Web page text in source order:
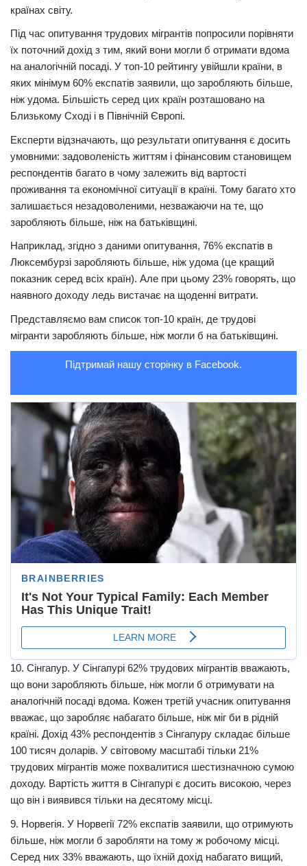
Цікаво
Наука
Технології
Історії
Рецепти
Привітання
Здоров’я
Події
Кримінал
Суспільство
Шоу-біз
#Війна
країнах світу.
Під час опитування трудових мігрантів попросили порівняти
їх поточний дохід з тим, який вони могли б отримати вдома
на аналогічній посаді. У топ-10 рейтингу увійшли країни, в
яких мінімум 60% експатів заявили, що заробляють більше,
ніж удома. Більшість серед цих країн розташовано на
Близькому Сході і в Північній Європі.
Експерти відзначають, що результати опитування є досить
умовними: задоволеність життям і фінансовим становищем
респондентів багато в чому залежить від вартості
проживання та економічної ситуації в країні. Тому багато хто
залишається незадоволеними, незважаючи на те, що
заробляють більше, ніж на батьківщині.
Наприклад, згідно з даними опитування, 76% експатів в
Люксембурзі заробляють більше, ніж удома (це кращий
показник серед всіх країн). Але при цьому 23% говорять, що
наявного доходу ледь вистачає на щоденні витрати.
Представляємо вам список топ-10 країн, де трудові
мігранти заробляють більше, ніж могли б на батьківщині.
Підтримай нашу сторінку в Facebook.
10. Сінгапур. У Сінгапурі 62% трудових мігрантів вважають,
що вони заробляють більше, ніж могли б отримувати на
аналогічній посаді вдома. Кожен третій учасник опитування
вважає, що заробляє набагато більше, ніж міг би в рідній
країні. Дохід 43% респондентів з Сінгапуру складає більше
100 тисяч доларів. У світовому масштабі тільки 21%
трудових мігрантів може похвалитися шестизначною сумою
доходу. Вартість життя в Сінгапурі є досить високою, через
що він і виявився тільки на десятому місці.
9. Норвегія. У Норвегії 72% експатів заявили, що отримують
більше, ніж могли б заробляти на тому ж робочому місці.
Серед них 33% вважають, що їхній дохід набагато вищий,